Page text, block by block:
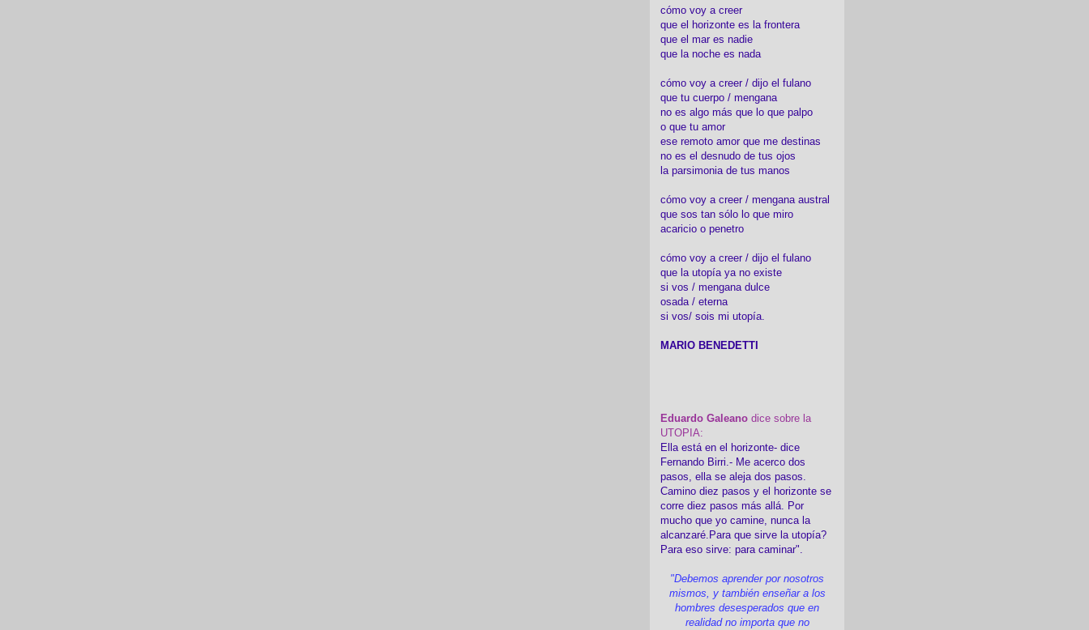
cómo voy a creer
que el horizonte es la frontera
que el mar es nadie
que la noche es nada
cómo voy a creer / dijo el fulano
que tu cuerpo / mengana
no es algo más que lo que palpo
o que tu amor
ese remoto amor que me destinas
no es el desnudo de tus ojos
la parsimonia de tus manos
cómo voy a creer / mengana austral
que sos tan sólo lo que miro
acaricio o penetro
cómo voy a creer / dijo el fulano
que la utopía ya no existe
si vos / mengana dulce
osada / eterna
si vos/ sois mi utopía.
MARIO BENEDETTI
Eduardo Galeano dice sobre la
UTOPIA:
Ella está en el horizonte- dice
Fernando Birri.- Me acerco dos
pasos, ella se aleja dos pasos.
Camino diez pasos y el horizonte se
corre diez pasos más allá. Por
mucho que yo camine, nunca la
alcanzaré.Para que sirve la utopía?
Para eso sirve: para caminar".
"Debemos aprender por nosotros
mismos, y también enseñar a los
hombres desesperados que en
realidad no importa que no